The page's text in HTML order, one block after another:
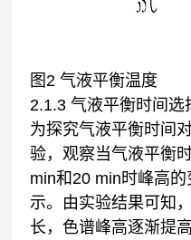
图2 气液平衡温度
2.1.3 气液平衡时间选
为探究气液平衡时间
验，观察当气液平衡
min和20 min时峰高
示。由实验结果可知
长，色谱峰高逐渐提